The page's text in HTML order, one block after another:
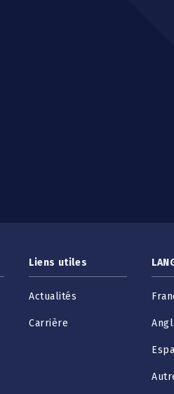
Liens utiles
Actualités
Carrière